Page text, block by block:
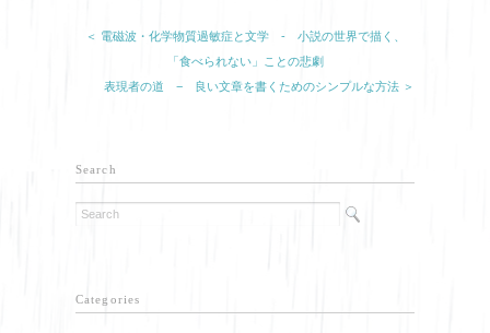
＜ 電磁波・化学物質過敏症と文学 - 小説の世界で描く、
「食べられない」ことの悲劇
表現者の道 − 良い文章を書くためのシンプルな方法 ＞
Search
Categories